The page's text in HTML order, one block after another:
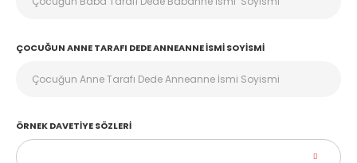
ÇOCUĞUN ANNE TARAFI DEDE ANNEANNE İSMI SOYISMI
ÖRNEK DAVETIYE SÖZLERI